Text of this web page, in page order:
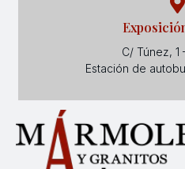
C/ Túnez, 1
Estación de